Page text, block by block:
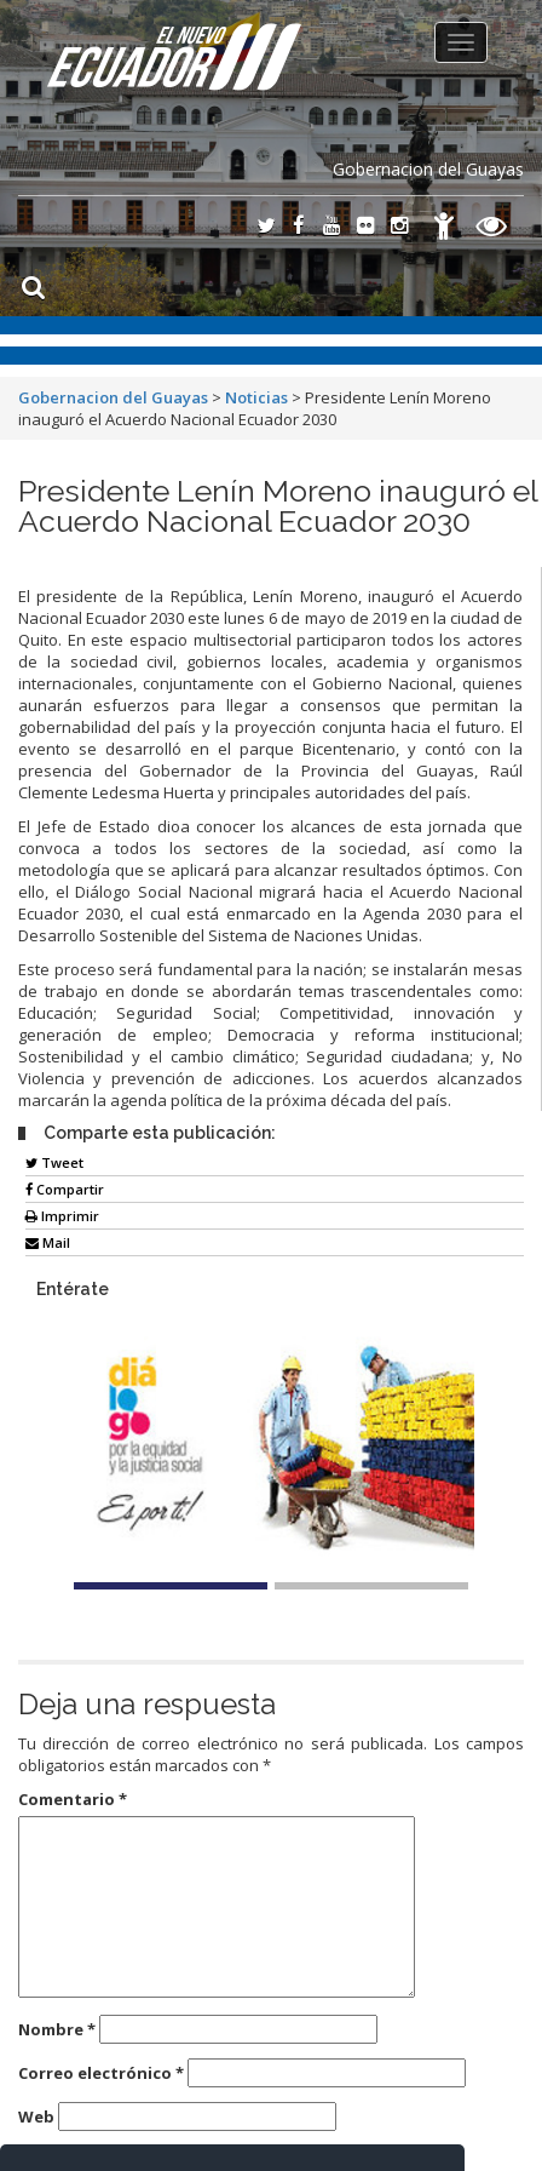
Gobernacion del Guayas
Toggle
navigation
Gobernacion del Guayas > Noticias > Presidente Lenín Moreno
inauguró el Acuerdo Nacional Ecuador 2030
Presidente Lenín Moreno inauguró el
Acuerdo Nacional Ecuador 2030
El presidente de la República, Lenín Moreno, inauguró el Acuerdo
Nacional Ecuador 2030 este lunes 6 de mayo de 2019 en la ciudad de
Quito. En este espacio multisectorial participaron todos los actores
de la sociedad civil, gobiernos locales, academia y organismos
internacionales, conjuntamente con el Gobierno Nacional, quienes
aunarán esfuerzos para llegar a consensos que permitan la
gobernabilidad del país y la proyección conjunta hacia el futuro. El
evento se desarrolló en el parque Bicentenario, y contó con la
presencia del Gobernador de la Provincia del Guayas, Raúl
Clemente Ledesma Huerta y principales autoridades del país.
El Jefe de Estado dioa conocer los alcances de esta jornada que
convoca a todos los sectores de la sociedad, así como la
metodología que se aplicará para alcanzar resultados óptimos. Con
ello, el Diálogo Social Nacional migrará hacia el Acuerdo Nacional
Ecuador 2030, el cual está enmarcado en la Agenda 2030 para el
Desarrollo Sostenible del Sistema de Naciones Unidas.
Este proceso será fundamental para la nación; se instalarán mesas
de trabajo en donde se abordarán temas trascendentales como:
Educación; Seguridad Social; Competitividad, innovación y
generación de empleo; Democracia y reforma institucional;
Sostenibilidad y el cambio climático; Seguridad ciudadana; y, No
Violencia y prevención de adicciones. Los acuerdos alcanzados
marcarán la agenda política de la próxima década del país.
Comparte esta publicación:
Tweet
Compartir
Imprimir
Mail
Entérate
Deja una respuesta
Tu dirección de correo electrónico no será publicada. Los campos
obligatorios están marcados con *
Comentario *
Nombre*
Correo electrónico *
Web